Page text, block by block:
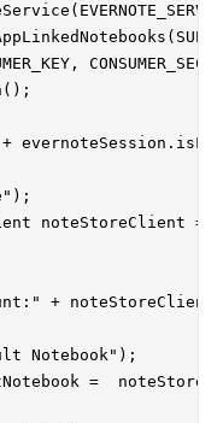
noteStoreClient =
+
Notebook");
=